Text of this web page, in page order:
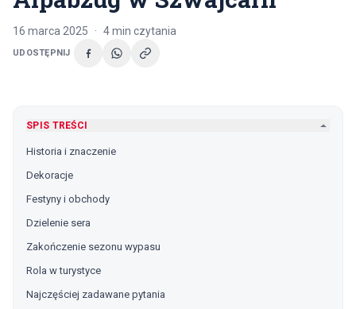
16 marca 2025 · 4min czytania
UDOSTĘPNIJ
SPIS TREŚCI
Historia i znaczenie
Dekoracje
Festyny i obchody
Dzielenie sera
Zakończenie sezonu wypasu
Rola w turystyce
Najczęściej zadawane pytania